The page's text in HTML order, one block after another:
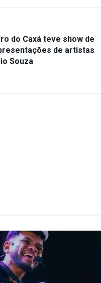
do Caxá teve show de
de artistas
Souza